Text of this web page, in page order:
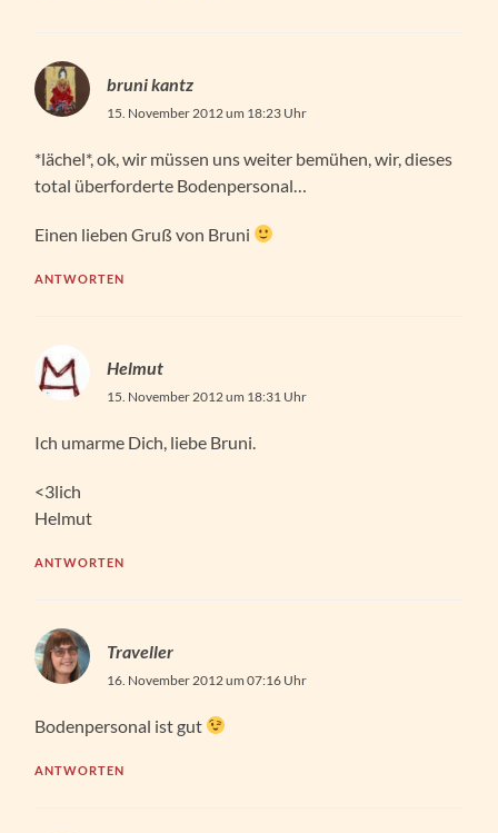
bruni kantz
15. November 2012 um 18:23 Uhr
*lächel*, ok, wir müssen uns weiter bemühen, wir, dieses
total überforderte Bodenpersonal…
Einen lieben Gruß von Bruni
ANTWORTEN
Helmut
15. November 2012 um 18:31 Uhr
Ich umarme Dich, liebe Bruni.
<3lich
Helmut
ANTWORTEN
Traveller
16. November 2012 um 07:16 Uhr
Bodenpersonal ist gut
ANTWORTEN